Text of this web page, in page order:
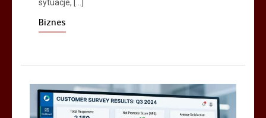
sytuacje, […]
Biznes